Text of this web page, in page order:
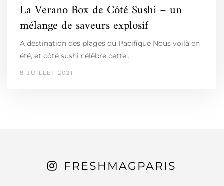
La Verano Box de Côté Sushi – un
mélange de saveurs explosif
A destination des plages du Pacifique Nous voilà en
été, et côté sushi célèbre cette…
8 JUILLET 2021
FRESHMAGPARIS